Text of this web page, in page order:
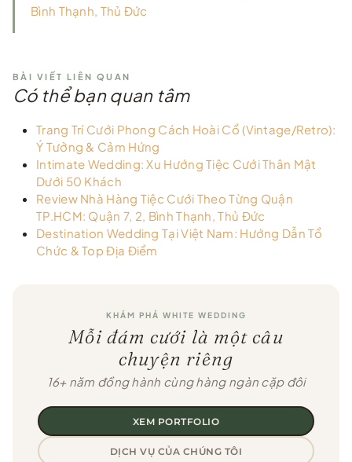
Bình Thạnh, Thủ Đức
BÀI VIẾT LIÊN QUAN
Có thể bạn quan tâm
Trang Trí Cưới Phong Cách Hoài Cổ (Vintage/Retro):
Ý Tưởng & Cảm Hứng
Intimate Wedding: Xu Hướng Tiệc Cưới Thân Mật
Dưới 50 Khách
Review Nhà Hàng Tiệc Cưới Theo Từng Quận
TP.HCM: Quận 7, 2, Bình Thạnh, Thủ Đức
Destination Wedding Tại Việt Nam: Hướng Dẫn Tổ
Chức & Top Địa Điểm
KHÁM PHÁ WHITE WEDDING
Mỗi đám cưới là một câu
chuyện riêng
16+ năm đồng hành cùng hàng ngàn cặp đôi
XEM PORTFOLIO
DỊCH VỤ CỦA CHÚNG TÔI